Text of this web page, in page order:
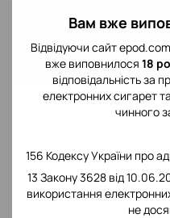
Вам вже
Відвідуючи сайт
вже виповнилося 18
відповідальність за
електронних сигарет
чинного
156 Кодексу України про
13 Закону 3628 від
використання
не
До
Відгуки
Додайте